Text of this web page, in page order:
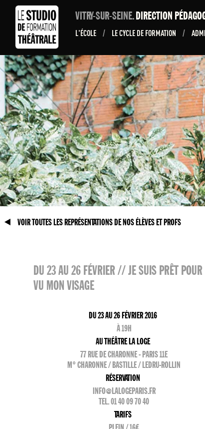
VITRY-SUR-SEINE.DIRECTION
L'ÉCOLE / LE CYCLE DE FORMATION /
VOIR TOUTES LES REPRÉSENTATIONS DE NOS ÉLÈVES ET PROFS
DU 23 AU 26 FÉVRIER // JE SUIS PRÊT
VU MON VISAGE
DU 23 AU 26 FÉVRIER 2016
À 19H
AU THÉÂTRE LA LOGE
77 RUE DE CHARONNE - PARIS 11E
M° CHARONNE / BASTILLE / LEDRU-ROLLIN
RÉSERVATION
INFO@LALOGEPARIS.FR
TEL. 01 40 09 70 40
TARIFS